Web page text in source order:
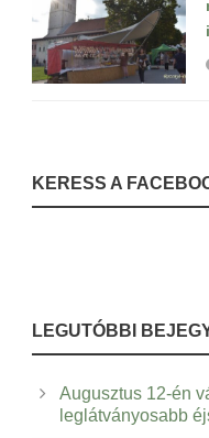
KERESS A
LEGUTÓBBI
Augusztus 12-én
leglátványosabb